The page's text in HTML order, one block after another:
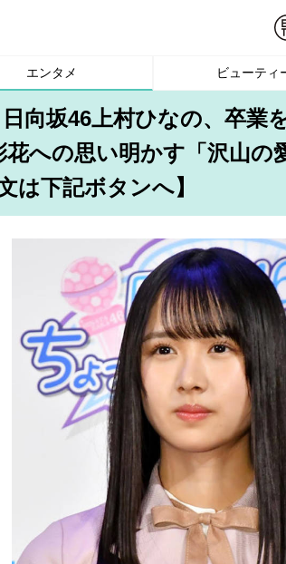
エンタメ ビューティ
日向坂46上村ひなの、卒業
花への思い明かす「沢山の
は下記ボタンへ】